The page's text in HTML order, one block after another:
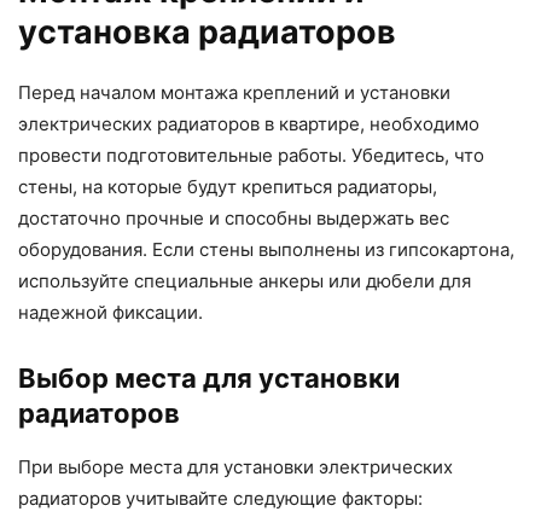
установка радиаторов
Перед началом монтажа креплений и установки
электрических радиаторов в квартире, необходимо
провести подготовительные работы. Убедитесь, что
стены, на которые будут крепиться радиаторы,
достаточно прочные и способны выдержать вес
оборудования. Если стены выполнены из гипсокартона,
используйте специальные анкеры или дюбели для
надежной фиксации.
Выбор места для установки
радиаторов
При выборе места для установки электрических
радиаторов учитывайте следующие факторы: